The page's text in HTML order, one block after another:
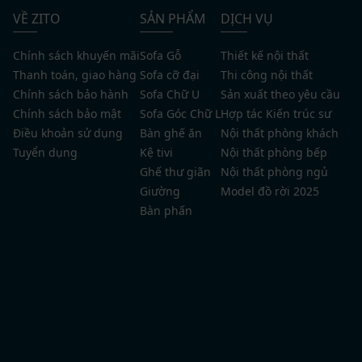
giúp tối ưu hóa diện tích
Thiết kế nội thất chung cư Sky Oasis Ecopark
gỗ óc chó - Không gian phòng sinh hoạt chung
Phòng sinh hoạt chung được ZITO thiết kế ấm cúng và
tiện nghi, là nơi cả gia đình có thể cùng nhau thư giãn,
trò chuyện. Tâm điểm không gian là chiếc sofa đa
năng có thể dễ dàng kéo thành giường ngủ, vừa tiết
kiệm diện tích vừa mang đến sự linh hoạt trong sử
dụng. Bên cạnh đó, chiếc ghế massage hiện đại được
VỀ ZITO
Chính sách khuyến mãi
Thanh toán, giao hàng
Chính sách bảo hành
Chính sách bảo mật
Điều khoản sử dụng
Tuyển dụng
SẢN PHẨM
Sofa Gỗ
Sofa cỡ đại
Sofa Chữ U
Sofa Góc Chữ L
Bàn ghế ăn
Kệ tivi
Ghế thư giãn
Giường
Bàn phấn
DỊCH VỤ
Thiết kế nội thất
Thi công nội thất
Sản xuất theo yêu cầu
Hợp tác Kiến trúc sư
Nội thất phòng khách
Nội thất phòng bếp
Nội thất phòng ngủ
Model đồ rời 2025